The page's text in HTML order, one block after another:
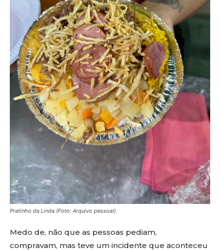
Pratinho da Linda (Foto: Arquivo pessoal)
Medo de, não que as pessoas pediam,
compravam, mas teve um incidente que aconteceu